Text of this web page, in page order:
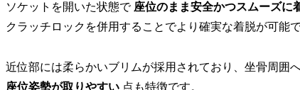
ソケットを開いた状態で 座位のまま安全かつスムーズに
クラッチロックを併用することでより確実な着脱が可能で
近位部には柔らかいブリムが採用されており、坐骨周囲
座位姿勢が取りやすい 点も特徴です。